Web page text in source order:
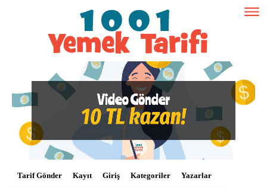
Tarif Gönder Kayıt Giriş Kategoriler Yazarlar